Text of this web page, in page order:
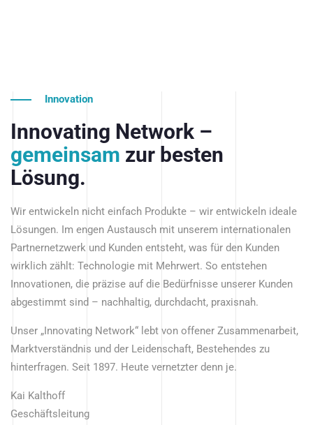
Innovation
Innovating Network –
gemeinsam zur besten
Lösung.
Wir entwickeln nicht einfach Produkte – wir entwickeln ideale
Lösungen. Im engen Austausch mit unserem internationalen
Partnernetzwerk und Kunden entsteht, was für den Kunden
wirklich zählt: Technologie mit Mehrwert. So entstehen
Innovationen, die präzise auf die Bedürfnisse unserer Kunden
abgestimmt sind – nachhaltig, durchdacht, praxisnah.
Unser „Innovating Network“ lebt von offener Zusammenarbeit,
Marktverständnis und der Leidenschaft, Bestehendes zu
hinterfragen. Seit 1897. Heute vernetzter denn je.
Kai Kalthoff
Geschäftsleitung